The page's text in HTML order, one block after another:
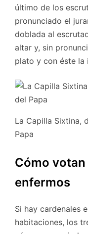
último de los
pronunciado el
doblada al
altar y, sin
plato y con éste la
La Capilla Sixtina,
Papa
Cómo
enfermos
Si hay cardenales
habitaciones, los